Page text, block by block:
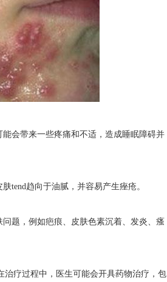
会带来一些疼痛和不适，造成睡眠障碍并
趋向于油腻，并容易产生痤疮。
题，例如疤痕、皮肤色素沉着、发炎、瘙
疗过程中，医生可能会开具药物治疗，包